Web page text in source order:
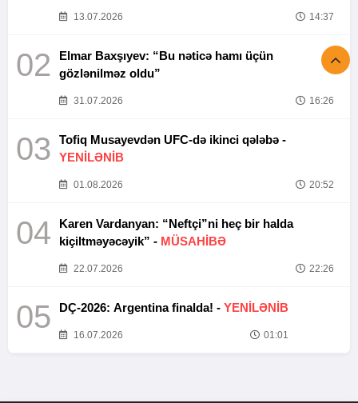
13.07.2026 14:37
02
Elmar Baxşıyev: “Bu nəticə hamı üçün
gözlənilməz oldu”
31.07.2026 16:26
03
Tofiq Musayevdən UFC-də ikinci qələbə -
YENİLƏNİB
01.08.2026 20:52
04
Karen Vardanyan: “Neftçi”ni heç bir halda
kiçiltməyəcəyik” - MÜSAHİBƏ
22.07.2026 22:26
05 DÇ-2026: Argentina finalda! - YENİLƏNİB
16.07.2026 01:01